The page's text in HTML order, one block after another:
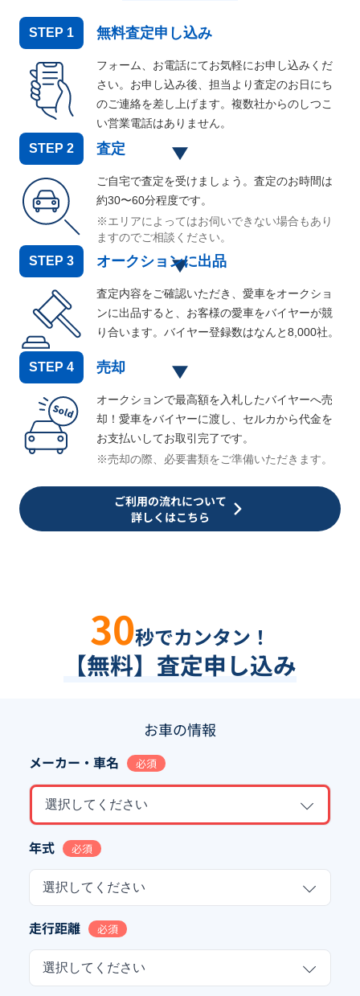
STEP 1 無料査定申し込み
フォーム、お電話にてお気軽にお申し込みくだ
さい。お申し込み後、担当より査定のお日にち
のご連絡を差し上げます。複数社からのしつこ
い営業電話はありません。
STEP 2 査定
ご自宅で査定を受けましょう。査定のお時間は
約30〜60分程度です。
※エリアによってはお伺いできない場合もあり
ますのでご相談ください。
STEP 3 オークションに出品
査定内容をご確認いただき、愛車をオークショ
ンに出品すると、お客様の愛車をバイヤーが競
り合います。バイヤー登録数はなんと8,000社。
STEP 4 売却
オークションで最高額を入札したバイヤーへ売
却！愛車をバイヤーに渡し、セルカから代金を
お支払いしてお取引完了です。
※売却の際、必要書類をご準備いただきます。
ご利用の流れについて
詳しくはこちら
30秒でカンタン！
【無料】査定申し込み
お車の情報
メーカー・車名 必須
選択してください
年式 必須
選択してください
走行距離 必須
選択してください